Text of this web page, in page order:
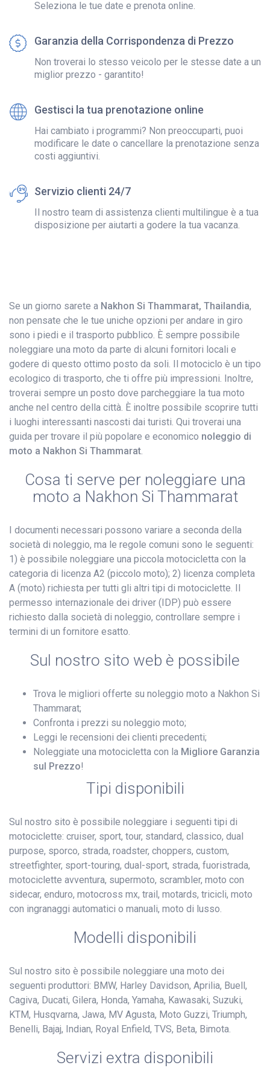
Seleziona le tue date e prenota online.
Garanzia della Corrispondenza di Prezzo
Non troverai lo stesso veicolo per le stesse date a un
miglior prezzo - garantito!
Gestisci la tua prenotazione online
Hai cambiato i programmi? Non preoccuparti, puoi
modificare le date o cancellare la prenotazione senza
costi aggiuntivi.
Servizio clienti 24/7
Il nostro team di assistenza clienti multilingue è a tua
disposizione per aiutarti a godere la tua vacanza.
Se un giorno sarete a Nakhon Si Thammarat, Thailandia,
non pensate che le tue uniche opzioni per andare in giro
sono i piedi e il trasporto pubblico. È sempre possibile
noleggiare una moto da parte di alcuni fornitori locali e
godere di questo ottimo posto da soli. Il motociclo è un tipo
ecologico di trasporto, che ti offre più impressioni. Inoltre,
troverai sempre un posto dove parcheggiare la tua moto
anche nel centro della città. È inoltre possibile scoprire tutti
i luoghi interessanti nascosti dai turisti. Qui troverai una
guida per trovare il più popolare e economico noleggio di
moto a Nakhon Si Thammarat.
Cosa ti serve per noleggiare una
moto a Nakhon Si Thammarat
I documenti necessari possono variare a seconda della
società di noleggio, ma le regole comuni sono le seguenti:
1) è possibile noleggiare una piccola motocicletta con la
categoria di licenza A2 (piccolo moto); 2) licenza completa
A (moto) richiesta per tutti gli altri tipi di motociclette. Il
permesso internazionale dei driver (IDP) può essere
richiesto dalla società di noleggio, controllare sempre i
termini di un fornitore esatto.
Sul nostro sito web è possibile
Trova le migliori offerte su noleggio moto a Nakhon Si
Thammarat;
Confronta i prezzi su noleggio moto;
Leggi le recensioni dei clienti precedenti;
Noleggiate una motocicletta con la Migliore Garanzia
sul Prezzo!
Tipi disponibili
Sul nostro sito è possibile noleggiare i seguenti tipi di
motociclette: cruiser, sport, tour, standard, classico, dual
purpose, sporco, strada, roadster, choppers, custom,
streetfighter, sport-touring, dual-sport, strada, fuoristrada,
motociclette avventura, supermoto, scrambler, moto con
sidecar, enduro, motocross mx, trail, motards, tricicli, moto
con ingranaggi automatici o manuali, moto di lusso.
Modelli disponibili
Sul nostro sito è possibile noleggiare una moto dei
seguenti produttori: BMW, Harley Davidson, Aprilia, Buell,
Cagiva, Ducati, Gilera, Honda, Yamaha, Kawasaki, Suzuki,
KTM, Husqvarna, Jawa, MV Agusta, Moto Guzzi, Triumph,
Benelli, Bajaj, Indian, Royal Enfield, TVS, Beta, Bimota.
Servizi extra disponibili